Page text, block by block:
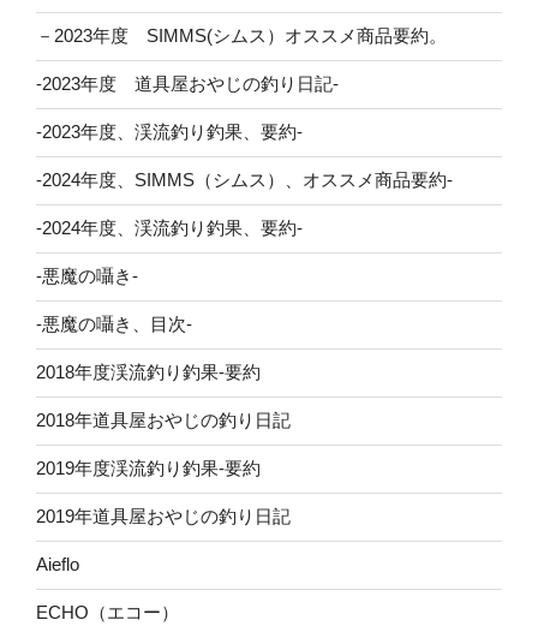
－2023年度 SIMMS(シムス）オススメ商品要約。
-2023年度 道具屋おやじの釣り日記-
-2023年度、渓流釣り釣果、要約-
-2024年度、SIMMS（シムス）、オススメ商品要約-
-2024年度、渓流釣り釣果、要約-
-悪魔の囁き-
-悪魔の囁き、目次-
2018年度渓流釣り釣果-要約
2018年道具屋おやじの釣り日記
2019年度渓流釣り釣果-要約
2019年道具屋おやじの釣り日記
Aieflo
ECHO（エコー）